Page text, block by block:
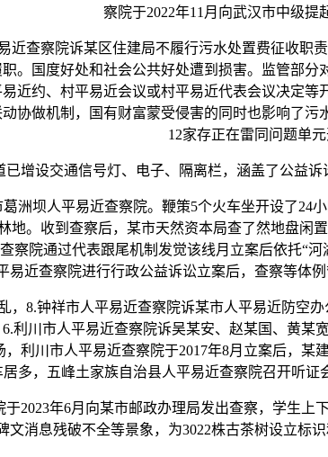
察院于2022年11月向武汉市中级提
查察院诉某区住建局不履行污水处置费征收职
。国度好处和社会公共好处遭到损害。监管部
近约、村平易近会议或村平易近代表会议决定
协做机制，国有财富蒙受侵害的同时也影响了
12家存正在雷同问题单元
设交通信号灯、电子、隔离栏，涵盖了公益诉
坝人平易近查察院。鞭策5个火车坐开设了24
地。收到查察后，某市天然资本局查了然地盘
察院通过代表跟尾机制发觉该线月立案后依托“
易近查察院进行行政公益诉讼立案后，查察等体
8.钟祥市人平易近查察院诉某市人平易近防空
利川市人平易近查察院诉吴某安、赵某国、黄
利川市人平易近查察院于2017年8月立案后，
居多，五峰土家族自治县人平易近查察院召开听证
年6月向某市邮政办理局发出查察，学生上
文消息残破不全等景象，为3022株古茶树设立标